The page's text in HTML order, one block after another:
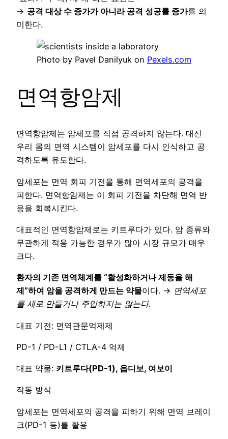
→ 공격 대상 수 증가가 아니라 공격 성공률 증가를 의
미한다.
Photo by Pavel Danilyuk on Pexels.com
면역항암제
면역항암제는 암세포를 직접 공격하지 않는다. 대신
우리 몸의 면역 시스템이 암세포를 다시 인식하고 공
격하도록 유도한다.
암세포는 면역 회피 기전을 통해 면역세포의 공격을
피한다. 면역항암제는 이 회피 기전을 차단해 면역 반
응을 회복시킨다.
대표적인 면역항암제로는 키트루다가 있다. 암 종류와
무관하게 적용 가능한 경우가 많아 시장 규모가 매우
크다.
환자의 기존 면역체계를 “활성화하거나 제동을 해
제”하여 암을 공격하게 만드는 약물이다. → 면역세포
를 새로 만들거나 주입하지는 않는다.
대표 기전: 면역관문억제제
PD-1 / PD-L1 / CTLA-4 억제
대표 약물: 키트루다(PD-1), 옵디보, 여보이
작동 방식
암세포는 면역세포의 공격을 피하기 위해 면역 브레이
크(PD-1 등)를 활용